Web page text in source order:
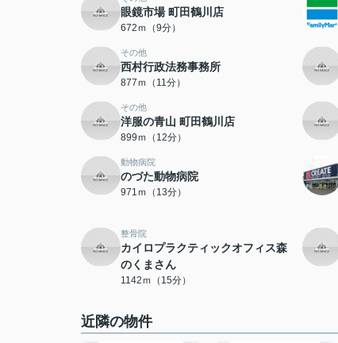
眼鏡市場 町田鶴川店
672ｍ（9分）
その他
西村行政法務事務所
877ｍ（11分）
その他
洋服の青山 町田鶴川店
899ｍ（12分）
動物病院
のづた動物病院
971ｍ（13分）
整骨院
カイロプラクティックオフィス森
のくまさん
1142ｍ（15分）
近隣の物件